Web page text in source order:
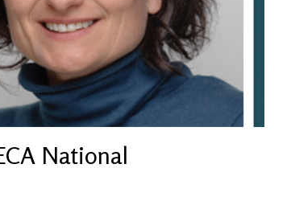
National